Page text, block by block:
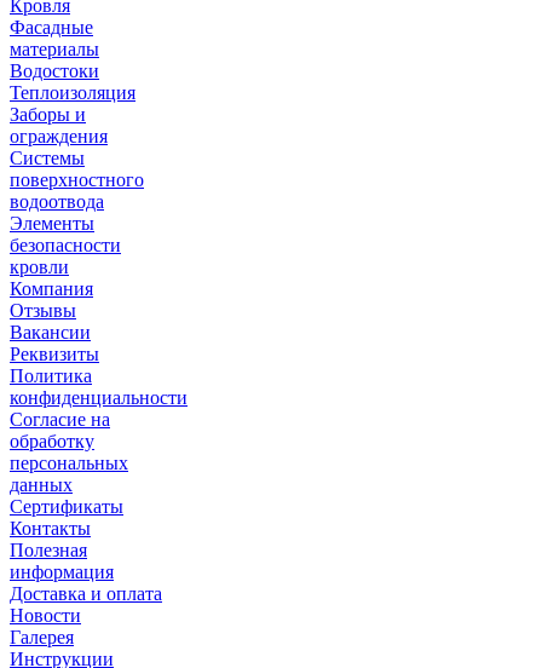
Кровля
Фасадные
материалы
Водостоки
Теплоизоляция
Заборы и
ограждения
Системы
поверхностного
водоотвода
Элементы
безопасности
кровли
Компания
Отзывы
Вакансии
Реквизиты
Политика
конфиденциальности
Согласие на
обработку
персональных
данных
Сертификаты
Контакты
Полезная
информация
Доставка и оплата
Новости
Галерея
Инструкции